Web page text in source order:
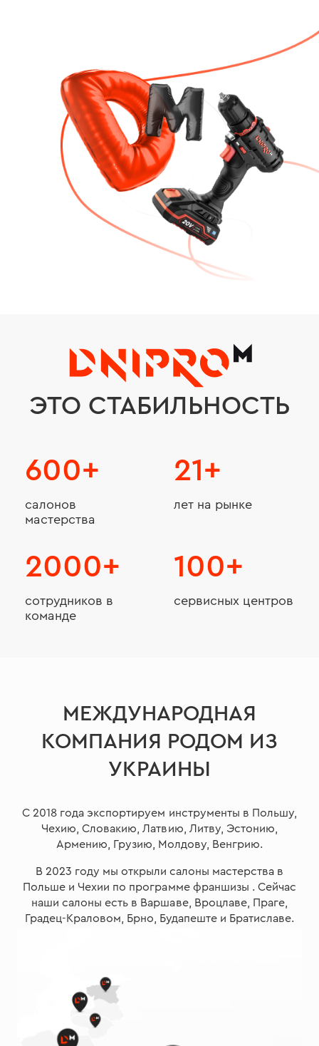
ЭТО СТАБИЛЬНОСТЬ
600+
салонов
мастерства
21+
лет на рынке
2000+
сотрудников в
команде
100+
сервисных центров
МЕЖДУНАРОДНАЯ
КОМПАНИЯ РОДОМ ИЗ
УКРАИНЫ
С 2018 года экспортируем инструменты в Польшу,
Чехию, Словакию, Латвию, Литву, Эстонию,
Армению, Грузию, Молдову, Венгрию.
В 2023 году мы открыли салоны мастерства в
Польше и Чехии по программе франшизы . Сейчас
наши салоны есть в Варшаве, Вроцлаве, Праге,
Градец-Краловом, Брно, Будапеште и Братиславе.